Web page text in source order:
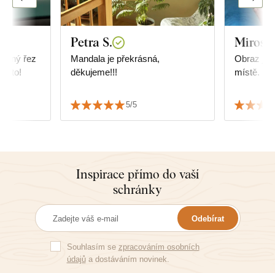
řez
to!
Petra S.
Mandala je překrásná,
děkujeme!!!
5/5
Obraz je
místě.
Inspirace přímo do vaší
schránky
Odebírat
Souhlasím se zpracováním osobních
údajůa dostáváním novinek.